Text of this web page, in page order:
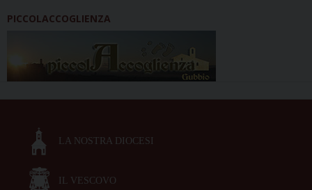
PICCOLACCOGLIENZA
LA NOSTRA DIOCESI
IL VESCOVO